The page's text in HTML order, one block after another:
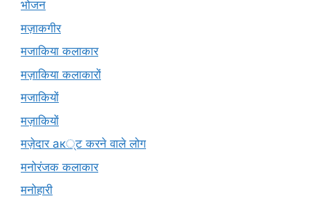
भोजन
मज़ाकगीर
मजाकिया कलाकार
मज़ाकिया कलाकारों
मजाकियों
मज़ाकियों
मज़ेदार ак्ट करने वाले लोग
मनोरंजक कलाकार
मनोहारी